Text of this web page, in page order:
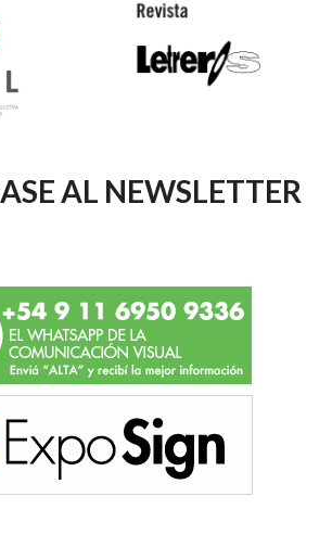
AL NEWSLETTER